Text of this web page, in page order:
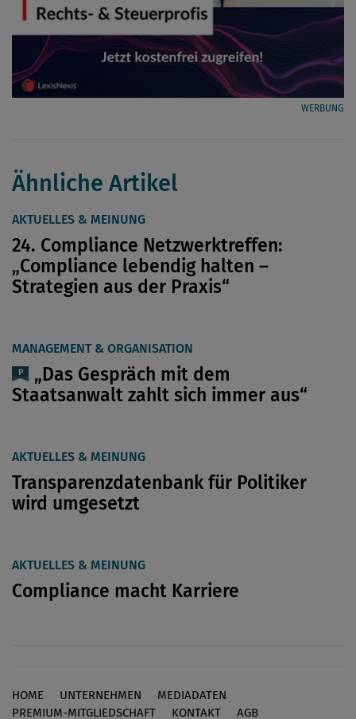
WERBUNG
Ähnliche Artikel
AKTUELLES & MEINUNG
24. Compliance Netzwerktreffen:
„Compliance lebendig halten –
Strategien aus der Praxis“
MANAGEMENT & ORGANISATION
„Das Gespräch mit dem
Staatsanwalt zahlt sich immer aus“
AKTUELLES & MEINUNG
Transparenzdatenbank für Politiker
wird umgesetzt
AKTUELLES & MEINUNG
Compliance macht Karriere
Footer
HOME UNTERNEHMEN
MEDIADATEN
PREMIUM-MITGLIEDSCHAFT
KONTAKT AGB